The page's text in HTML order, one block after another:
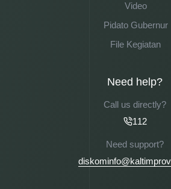
Video
Pidato Gubernur
File Kegiatan
Need help?
Call us directly?
112
Need support?